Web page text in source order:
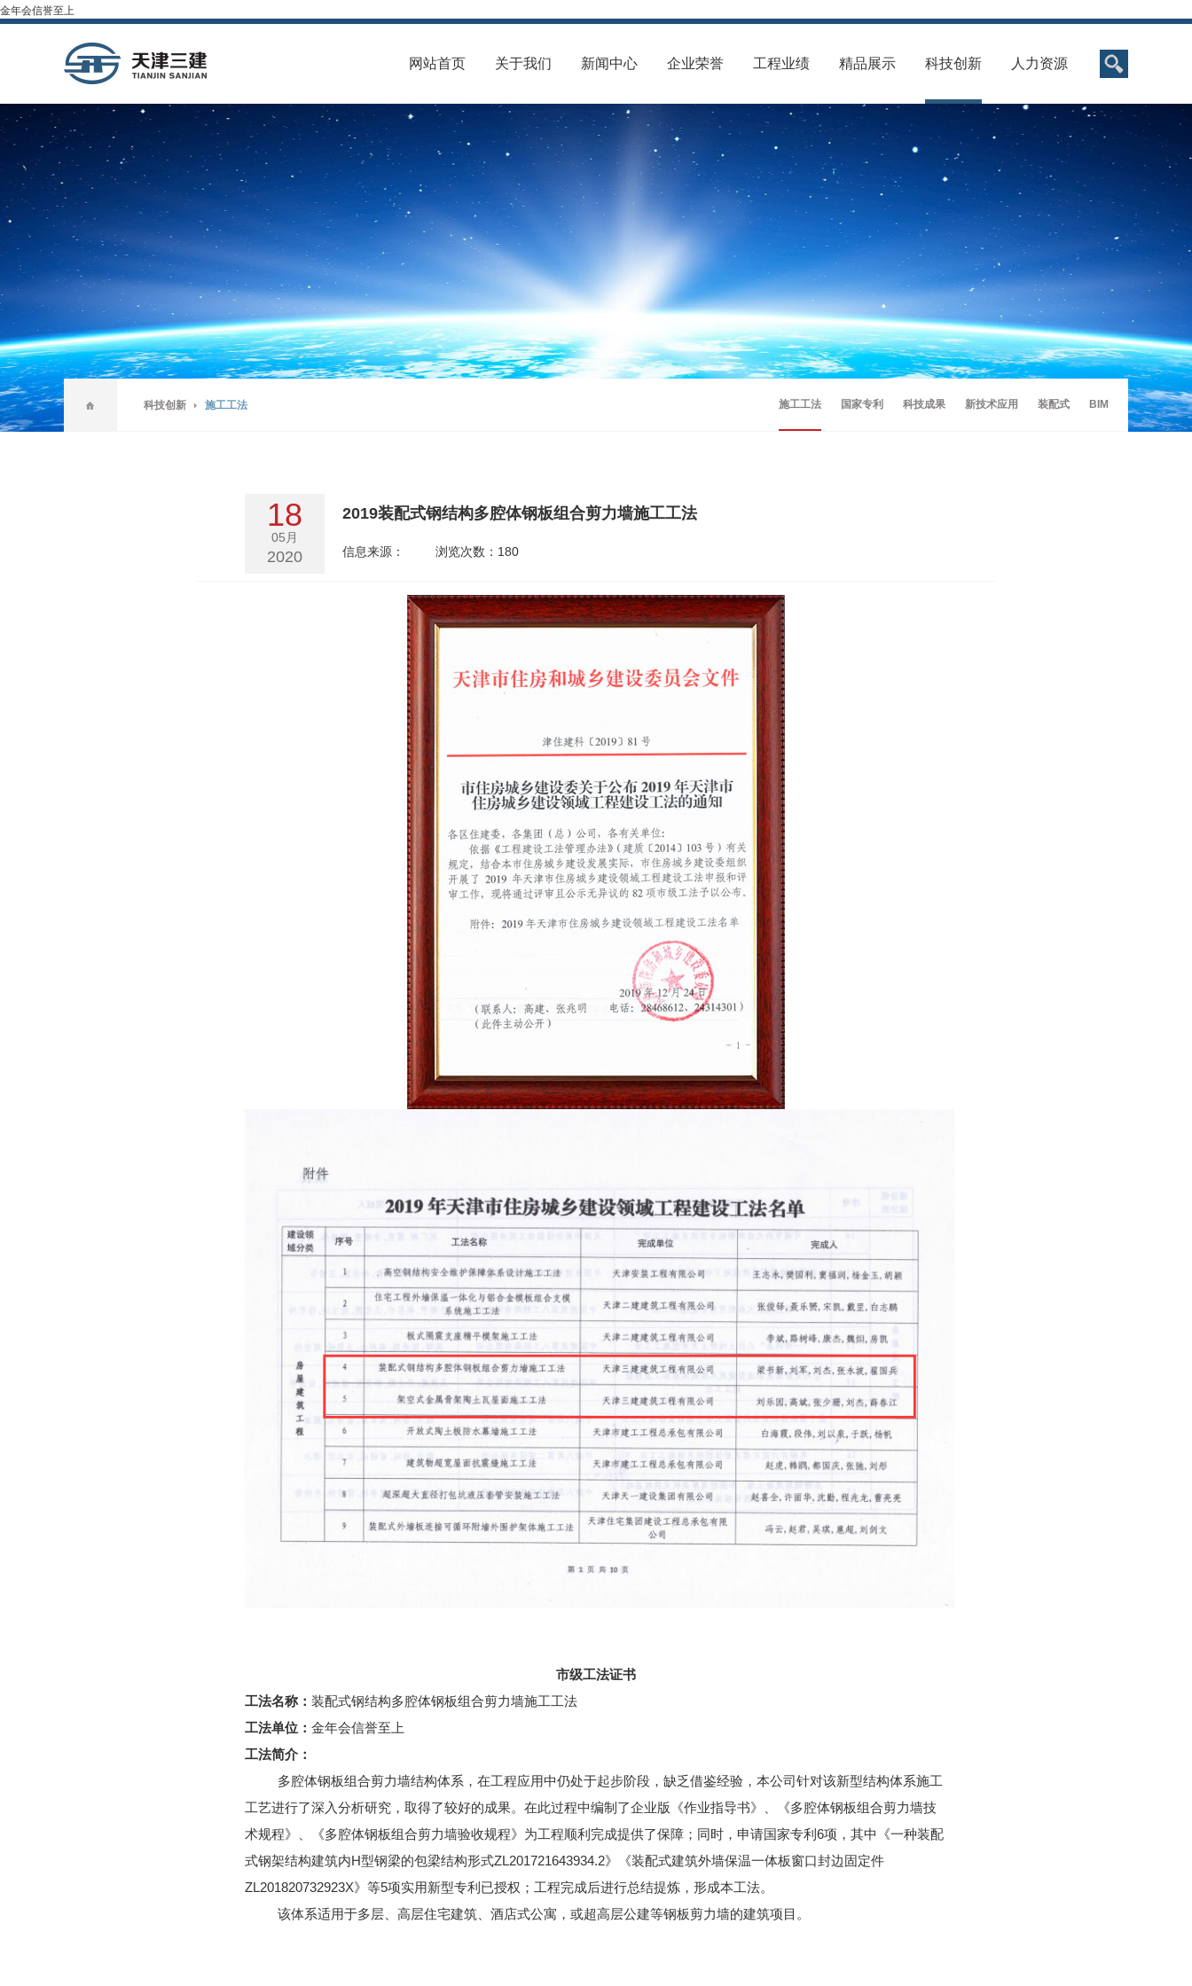
金年会信誉至上
网站首页 关于我们 新闻中心 企业荣誉 工程业绩 精品展示 科技创新 人力资源
科技创新 施工工法 施工工法 国家专利 科技成果 新技术应用 装配式 BIM
18
05月
2020
2019装配式钢结构多腔体钢板组合剪力墙施工工法
信息来源： 浏览次数： 180
市级工法证书
工法名称： 装配式钢结构多腔体钢板组合剪力墙施工工法
工法单位： 金年会信誉至上
工法简介：
多腔体钢板组合剪力墙结构体系，在工程应用中仍处于起步阶段，缺乏借鉴经验，本公司针对该新型结构体系施工
工艺进行了深入分析研究，取得了较好的成果。在此过程中编制了企业版《作业指导书》、《多腔体钢板组合剪力墙技
术规程》、《多腔体钢板组合剪力墙验收规程》为工程顺利完成提供了保障；同时，申请国家专利 6项，其中《一种装配
式钢架结构建筑内H型钢梁的包梁结构形式ZL201721643934.2》《装配式建筑外墙保温一体板窗口封边固定件
ZL201820732923X》等5项实用新型专利已授权；工程完成后进行总结提炼，形成本工法。
该体系适用于多层、高层住宅建筑、酒店式公寓，或超高层公建等钢板剪力墙的建筑项目。